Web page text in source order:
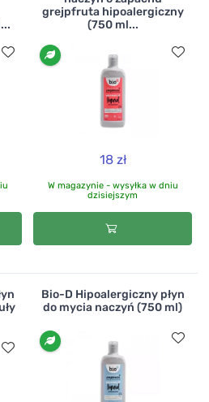
grejpfruta hipoalergiczny
(750 ml...
18 zł
W magazynie - wysyłka w dniu
dzisiejszym
Bio-D Hipoalergiczny płyn
do mycia naczyń (750 ml)